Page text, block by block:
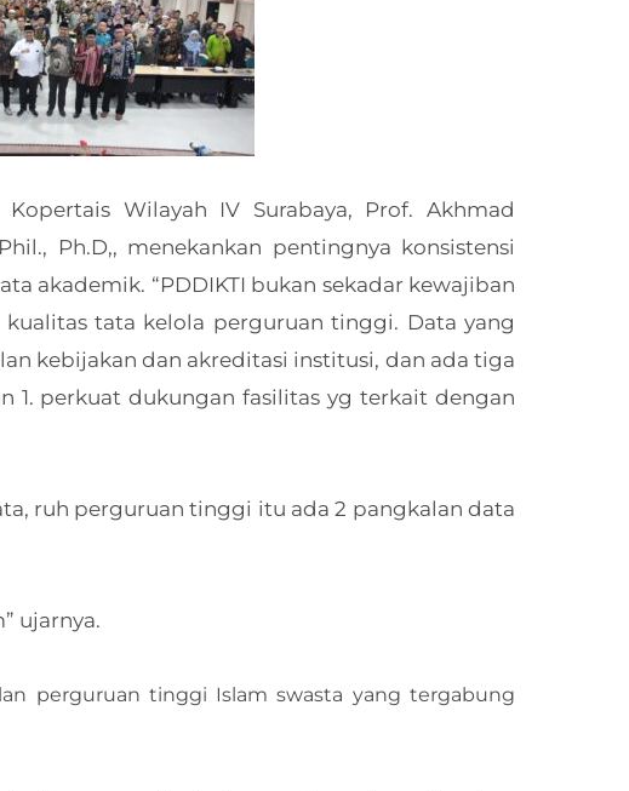
Wilayah IV Surabaya, Prof. Akhmad
Ph.D,, menekankan pentingnya konsistensi
akademik. “PDDIKTI bukan sekadar kewajiban
tata kelola perguruan tinggi. Data yang
kebijakan dan akreditasi institusi, dan ada tiga
1. perkuat dukungan fasilitas yg terkait dengan
ruh perguruan tinggi itu ada 2 pangkalan data
ujarnya.
perguruan tinggi Islam swasta yang tergabung